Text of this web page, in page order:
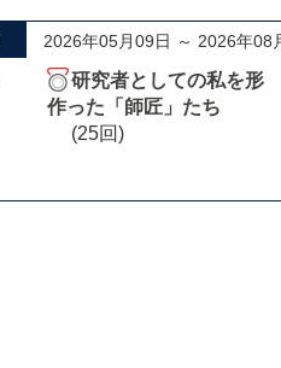
2026年05月09日 ～ 2026年08
研究者としての私を形
作った「師匠」たち
(25回)